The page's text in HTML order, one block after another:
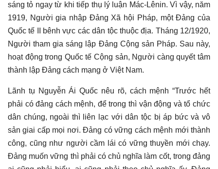
sáng tỏ ngay từ khi tiếp thụ lý luận Mác-Lênin. Vì vậy, năm
1919, Người gia nhập Đảng Xã hội Pháp, một Đảng của
Quốc tế II bênh vực các dân tộc thuộc địa. Tháng 12/1920,
Người tham gia sáng lập Đảng Cộng sản Pháp. Sau này,
hoạt động trong Quốc tế Cộng sản, Người càng quyết tâm
thành lập Đảng cách mạng ở Việt Nam.
Lãnh tụ Nguyễn Ái Quốc nêu rõ, cách mệnh “Trước hết
phải có đảng cách mệnh, để trong thì vận động và tổ chức
dân chúng, ngoài thì liên lạc với dân tộc bị áp bức và vô
sản giai cấp mọi nơi. Đảng có vững cách mệnh mới thành
công, cũng như người cầm lái có vững thuyền mới chạy.
Đảng muốn vững thì phải có chủ nghĩa làm cốt, trong đảng